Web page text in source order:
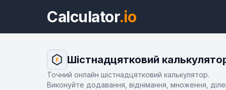
Calculator.io
F Шістнадцятковий
Точний онлайн шістнадцятковий калькулятор.
Виконуйте додавання, віднімання, множення,